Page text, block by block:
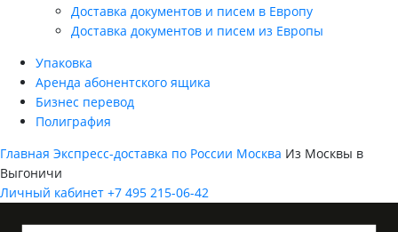
Доставка документов и писем в Европу
Доставка документов и писем из Европы
Упаковка
Аренда абонентского ящика
Бизнес перевод
Полиграфия
Главная Экспресс-доставка по России Москва Из Москвы в
Выгоничи
Личный кабинет +7 495 215-06-42